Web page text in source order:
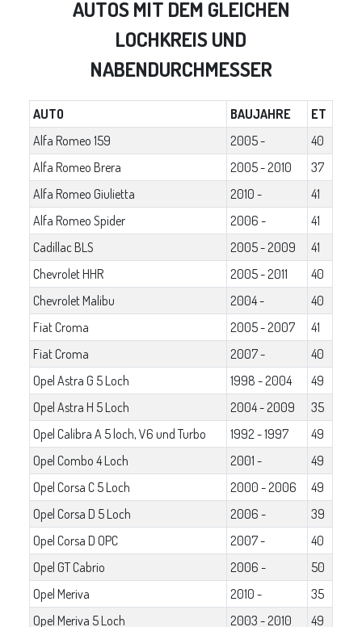
AUTOS MIT DEM GLEICHEN
LOCHKREIS UND
NABENDURCHMESSER
AUTO BAUJAHRE
ET
Alfa Romeo 159
2005 -
40
Alfa Romeo Brera
2005 - 2010
37
Alfa Romeo Giulietta
2010 -
41
Alfa Romeo Spider
2006 -
41
Cadillac BLS
2005 - 2009
41
Chevrolet HHR
2005 - 2011
40
Chevrolet Malibu
2004 -
40
Fiat Croma
2005 - 2007
41
Fiat Croma
2007 -
40
Opel Astra G 5 Loch
1998 - 2004
49
Opel Astra H 5 Loch
2004 - 2009
35
Opel Calibra A 5 loch, V6 und Turbo
1992 - 1997
49
Opel Combo 4 Loch
2001 -
49
Opel Corsa C 5 Loch
2000 - 2006
49
Opel Corsa D 5 Loch
2006 -
39
Opel Corsa D OPC
2007 -
40
Opel GT Cabrio
2006 -
50
Opel Meriva
2010 -
35
Opel Meriva 5 Loch
2003 - 2010
49